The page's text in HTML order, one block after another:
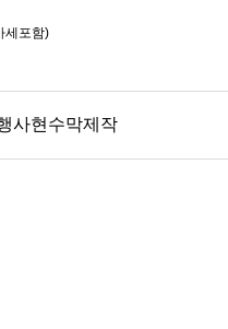
세포함)
사현수막제작